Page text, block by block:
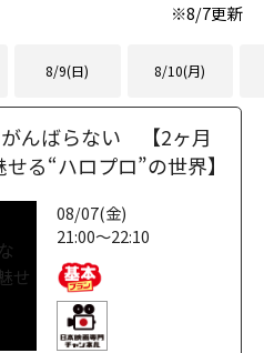
※8/7更新
8/9(日) 8/10(月)
んばらない 【2ヶ月
る“ハロプロ”の世界】
08/07(金)
21:00～22:10